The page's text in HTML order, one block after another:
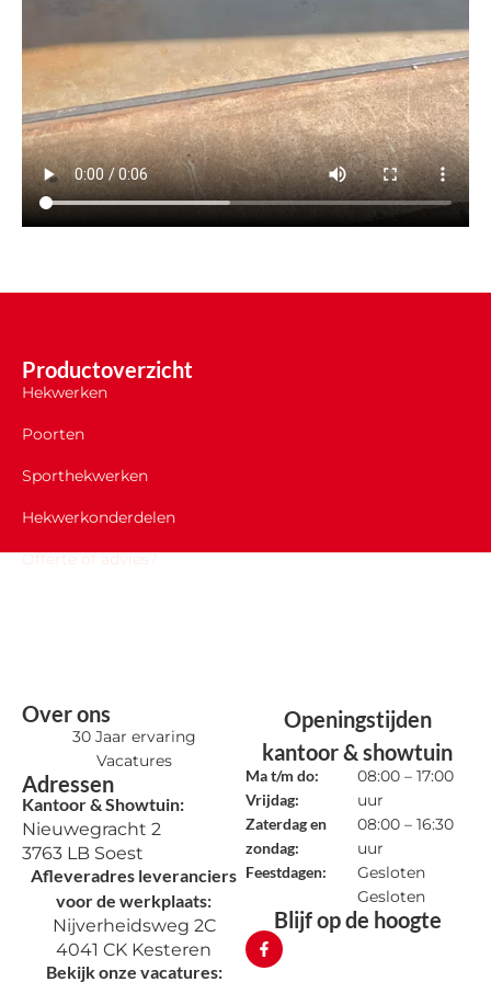
Productoverzicht
Hekwerken
Poorten
Sporthekwerken
Hekwerkonderdelen
Offerte of advies?
Over ons
30 Jaar ervaring
Vacatures
Adressen
Kantoor & Showtuin:
Nieuwegracht 2
3763 LB Soest
Afleveradres leveranciers
voor de werkplaats:
Nijverheidsweg 2C
4041 CK Kesteren
Bekijk onze vacatures:
Openingstijden
kantoor & showtuin
Ma t/m do:
Vrijdag:
Zaterdag en
zondag:
Feestdagen:
08:00 – 17:00
uur
08:00 – 16:30
uur
Gesloten
Gesloten
Blijf op de hoogte